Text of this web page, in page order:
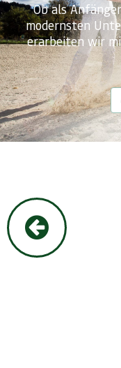
Ob als
modernsten
erarbeiten wir